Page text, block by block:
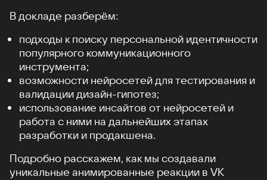
В докладе разберём:
подходы к поиску персональной идентичности
популярного коммуникационного
инструмента;
возможности нейросетей для тестирования и
валидации дизайн-гипотез;
использование инсайтов от нейросетей и
работа с ними на дальнейших этапах
разработки и продакшена.
Подробно расскажем, как мы создавали
уникальные анимированные реакции в VK